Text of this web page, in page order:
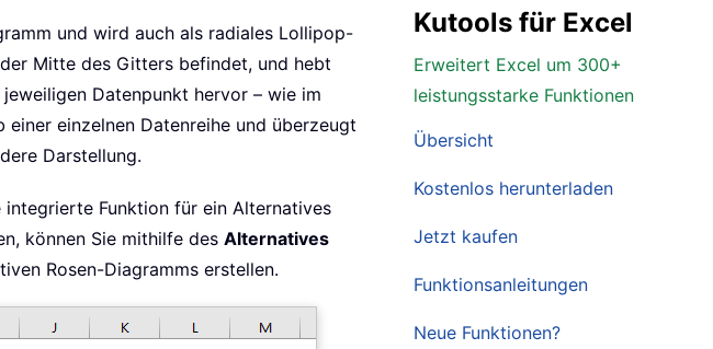
Kutools für Excel
Erweitert Excel um 300+
leistungsstarke Funktionen
Übersicht
Kostenlos herunterladen
Jetzt kaufen
Funktionsanleitungen
Neue Funktionen?
und wird auch als radiales Lollipop-
Mitte des Gitters befindet, und hebt
Datenpunkt hervor – wie im
einzelnen Datenreihe und überzeugt
Darstellung.
Funktion für ein Alternatives
können Sie mithilfe des Alternatives
Rosen-Diagramms erstellen.